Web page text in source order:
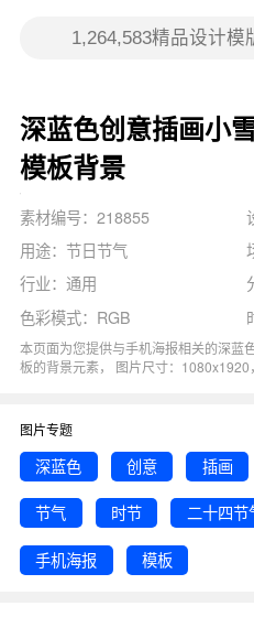
深蓝色创意插画小
模板背景
素材编号：218855
用途：节日节气
行业：通用
色彩模式：RGB
本页面为您提供与手机海报相关的深蓝
板的背景元素， 图片尺寸：1080x1920， 用途：节日节气，版式：2，分
内容比较感兴趣，赶快点击编辑吧！
图片专题
深蓝色 创意 插画
节气 时节 二十四节
手机海报 模板